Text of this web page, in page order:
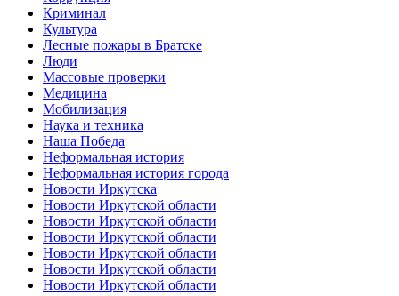
Криминал
Культура
Лесные пожары в Братске
Люди
Массовые проверки
Медицина
Мобилизация
Наука и техника
Наша Победа
Неформальная история
Неформальная история города
Новости Иркутска
Новости Иркутской области
Новости Иркутской области
Новости Иркутской области
Новости Иркутской области
Новости Иркутской области
Новости Иркутской области